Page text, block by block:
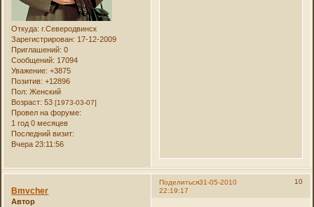
Откуда: г.Северодвинск
Зарегистрирован: 17-12-2009
Приглашений: 0
Сообщений: 17094
Уважение: +3875
Позитив: +12896
Пол: Женский
Возраст: 53[1973-03-07]
Провел на форуме:
1 год 0 месяцев
Последний визит:
Вчера 23:11:56
Поделиться 10
31-05-2010
22:19:17
Bmvcher
Автор